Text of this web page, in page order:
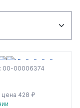
00-00006374
цена 428 ₽